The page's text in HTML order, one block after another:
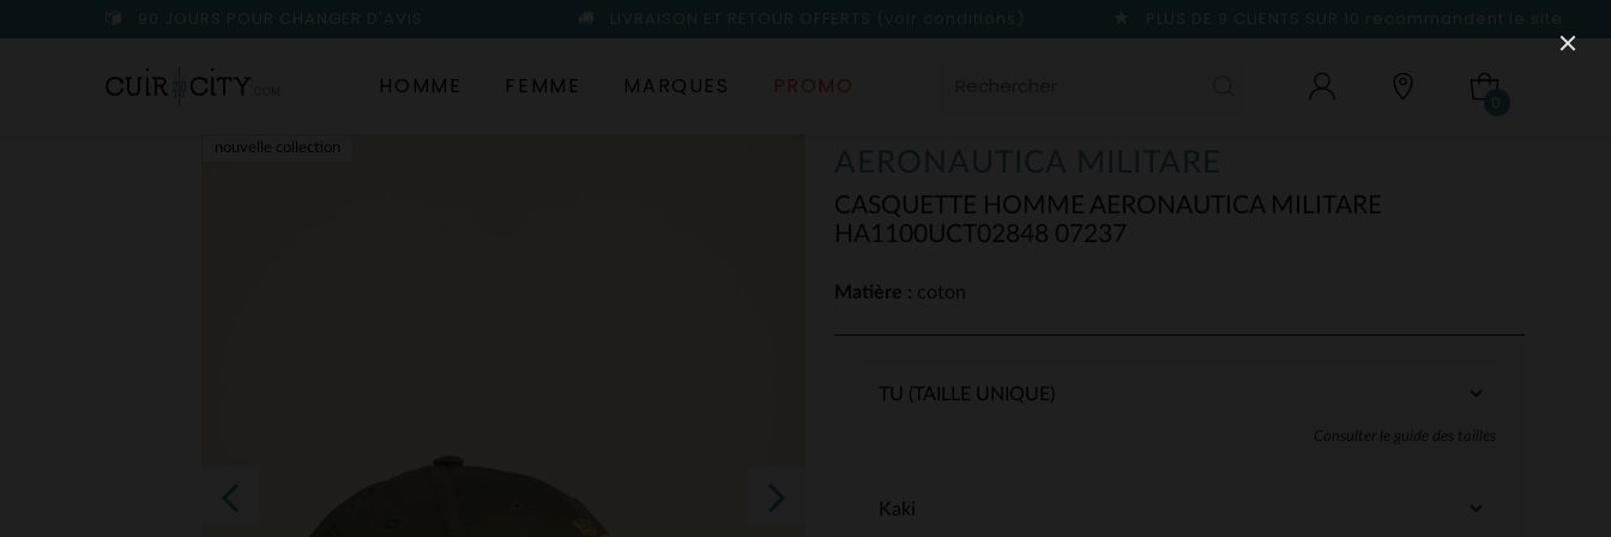
90 JOURS POUR CHANGER D'AVIS LIVRAISON ET RETOUR OFFERTS (voir conditions) PLUS DE 9 CLIENTS SUR 10 recommandent le site
HOMME FEMME MARQUES PROMO
0
AERONAUTICA MILITARE
CASQUETTE HOMME AERONAUTICA MILITARE
HA1100UCT02848 07237
nouvelle collection
Matière : coton
Consulter le guide des tailles